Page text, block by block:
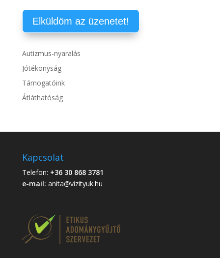
Autizmus-nyaralás
Jótékonyság
Támogatóink
Átláthatóság
Kapcsolat
Telefon: +36 30 868 3781
e-mail: anita@vizityuk.hu